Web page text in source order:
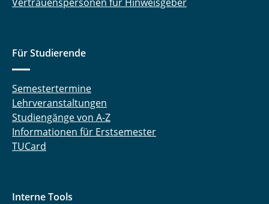
Für Studierende
Semestertermine
Lehrveranstaltungen
Studiengänge von A-Z
Informationen für Erstsemester
TUCard
Interne Tools